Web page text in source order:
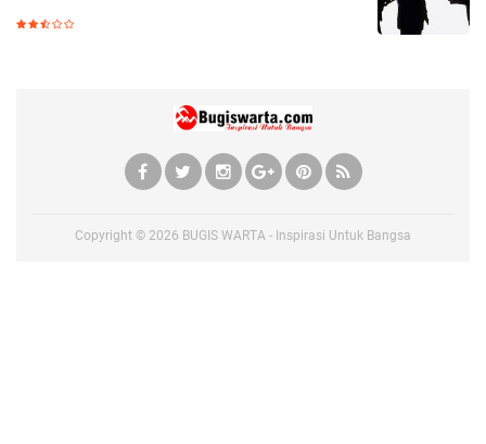
Copyright © 2026 BUGIS WARTA - Inspirasi Untuk Bangsa